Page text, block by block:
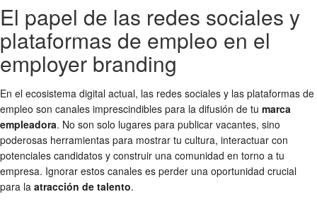
El papel de las redes sociales y
plataformas de empleo en el
employer branding
En el ecosistema digital actual, las redes sociales y las plataformas de
empleo son canales imprescindibles para la difusión de tu marca
empleadora. No son solo lugares para publicar vacantes, sino
poderosas herramientas para mostrar tu cultura, interactuar con
potenciales candidatos y construir una comunidad en torno a tu
empresa. Ignorar estos canales es perder una oportunidad crucial
para la atracción de talento.